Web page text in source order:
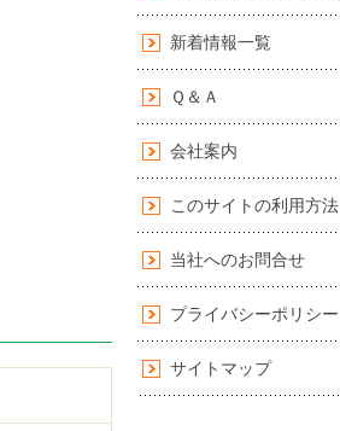
新着情報一覧
Ｑ＆Ａ
会社案内
このサイトの利用方法
当社へのお問合せ
プライバシーポリシー
サイトマップ